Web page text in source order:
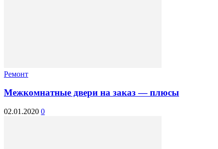
Ремонт
Межкомнатные двери на заказ — плюсы
02.01.2020 0